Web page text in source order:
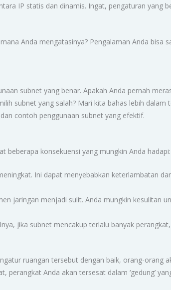
IP statis dan dinamis. Ingat, pengaturan yang
Anda mengatasinya? Pengalaman Anda bisa
subnet yang benar. Apakah Anda pernah
subnet yang salah? Mari kita bahas lebih dalam
contoh penggunaan subnet yang efektif.
beberapa konsekuensi yang mungkin Anda hadapi:
Ini dapat menyebabkan keterlambatan
jaringan menjadi sulit. Anda mungkin kesulitan
jika subnet mencakup terlalu banyak
ruangan tersebut dengan baik, orang-orang
Anda akan tersesat dalam ‘gedung’